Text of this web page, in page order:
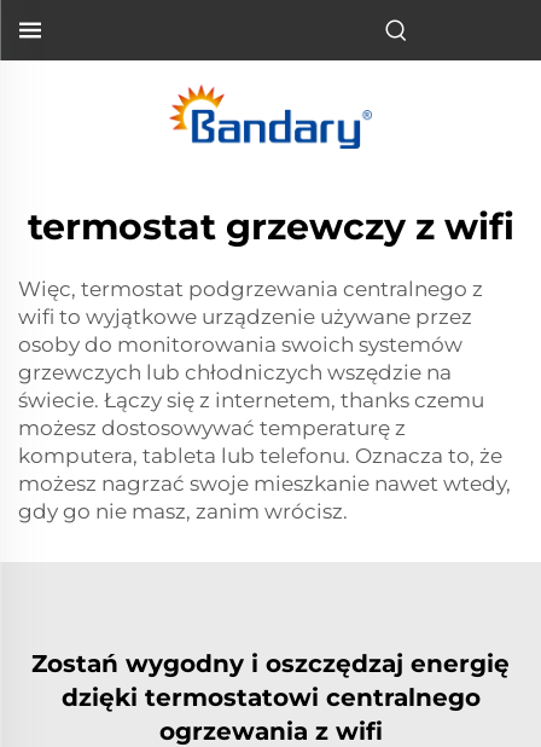
termostat grzewczy z wifi
Więc, termostat podgrzewania centralnego z
wifi to wyjątkowe urządzenie używane przez
osoby do monitorowania swoich systemów
grzewczych lub chłodniczych wszędzie na
świecie. Łączy się z internetem, thanks czemu
możesz dostosowywać temperaturę z
komputera, tableta lub telefonu. Oznacza to, że
możesz nagrzać swoje mieszkanie nawet wtedy,
gdy go nie masz, zanim wrócisz.
Zostań wygodny i oszczędzaj energię
dzięki termostatowi centralnego
ogrzewania z wifi